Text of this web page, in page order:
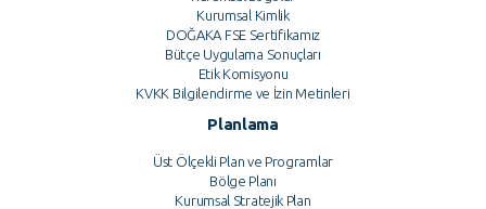
Kurumsal Kimlik
DOĞAKA FSE Sertifikamız
Bütçe Uygulama Sonuçları
Etik Komisyonu
KVKK Bilgilendirme ve İzin Metinleri
Planlama
Üst Ölçekli Plan ve Programlar
Bölge Planı
Kurumsal Stratejik Plan